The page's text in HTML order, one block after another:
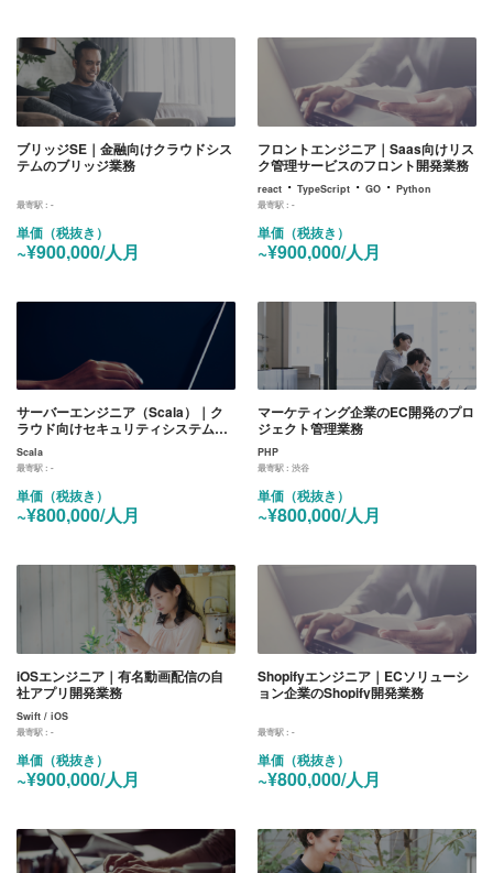
ブリッジSE｜金融向けクラウドシス
テムのブリッジ業務
最寄駅 : -
単価（税抜き）
~¥900,000/人月
フロントエンジニア｜Saas向けリス
ク管理サービスのフロント開発業務
react ・TypeScript ・GO ・Python
最寄駅 :-
単価（税抜き）
~¥900,000/人月
サーバーエンジニア（Scala）｜ク
ラウド向けセキュリティシステムの
サーバー開発業務
Scala
最寄駅 : -
単価（税抜き）
~¥800,000/人月
マーケティング企業のEC開発のプロ
ジェクト管理業務
PHP
最寄駅 :渋谷
単価（税抜き）
~¥800,000/人月
iOSエンジニア｜有名動画配信の自
社アプリ開発業務
Swift / iOS
最寄駅 : -
単価（税抜き）
~¥900,000/人月
Shopifyエンジニア｜ECソリューシ
ョン企業のShopify開発業務
最寄駅 :-
単価（税抜き）
~¥800,000/人月